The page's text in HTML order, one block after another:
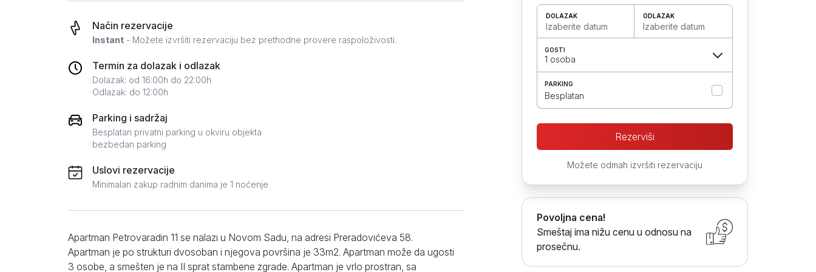
Način rezervacije
Instant - Možete izvršiti rezervaciju bez prethodne provere raspoloživosti.
Termin za dolazak i odlazak
Dolazak: od 16:00h do 22:00h
Odlazak: do 12:00h
Parking i sadržaj
Besplatan privatni parking u okviru objekta
bezbedan parking
Uslovi rezervacije
Minimalan zakup radnim danima je 1 noćenje
Apartman Petrovaradin 11 se nalazi u Novom Sadu, na adresi Preradovićeva 58.
Apartman je po strukturi dvosoban i njegova površina je 33m2. Apartman može da ugosti
3 osobe, a smešten je na II sprat stambene zgrade. Apartman je vrlo prostran, sa
DOLAZAK
Izaberite datum
ODLAZAK
Izaberite datum
GOSTI
1 osoba
PARKING
Besplatan
Rezerviši
Možete odmah izvršiti rezervaciju
Povoljna cena!
Smeštaj ima nižu cenu u odnosu na
prosečnu.